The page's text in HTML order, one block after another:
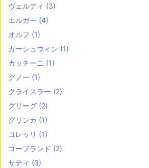
ヴェルディ (3)
エルガー (4)
オルフ (1)
ガーシュウィン (1)
カッチーニ (1)
グノー (1)
クライスラー (2)
グリーグ (2)
グリンカ (1)
コレッリ (1)
コープランド (2)
サティ (3)